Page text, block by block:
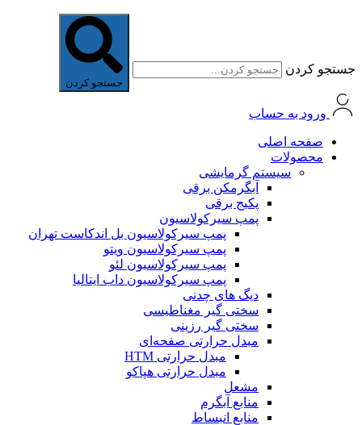
جستجو کردن
جستجو کردن
ورود به حساب
صفحه اصلی
محصولات
سیستم گرمایشی
آبگرمکن برقی
پکیج برقی
پمپ سیرکولاسیون
پمپ سیرکولاسیون بل اندکاست تهران
پمپ سیرکولاسیون ویتو
پمپ سیرکولاسیون لئو
پمپ سیرکولاسیون داب ایتالیا
دیگ های چدنی
سختی گیر مغناطیسی
سختی گیر رزینی
مبدل حرارتی صفحه‌ای
مبدل حرارتی HTM‎
مبدل حرارتی هپاکو
مشعل
منابع آبگرم
منابع انبساط